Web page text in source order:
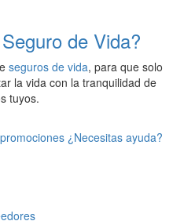
de Vida?
seguros de vida, para que solo
la vida con la tranquilidad de
tuyos.
¿Necesitas ayuda?